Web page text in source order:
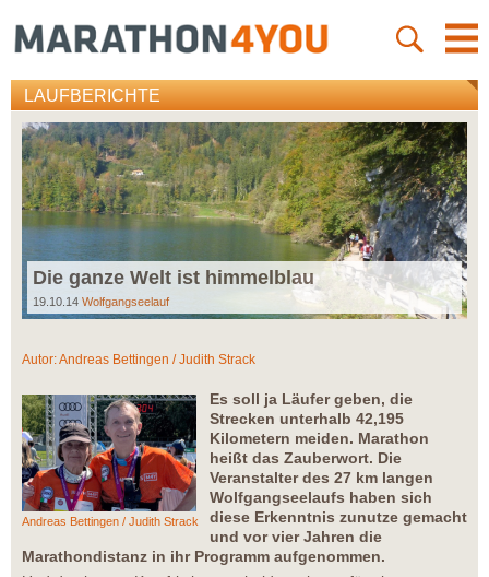
LAUFBERICHTE
Die ganze Welt ist himmelblau
19.10.14 Wolfgangseelauf
Autor:Andreas Bettingen / Judith Strack
Andreas Bettingen / Judith Strack
Es soll ja Läufer geben, die
Strecken unterhalb 42,195
Kilometern meiden. Marathon
heißt das Zauberwort. Die
Veranstalter des 27 km langen
Wolfgangseelaufs haben sich
diese Erkenntnis zunutze gemacht
und vor vier Jahren die
Marathondistanz in ihr Programm aufgenommen.